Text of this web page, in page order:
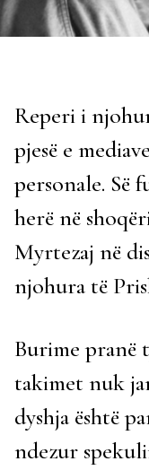
Reperi i
pjesë e
personale. Së
herë në
Myrtezaj në
njohura të
Burime pranë
takimet nuk
dyshja është
ndezur